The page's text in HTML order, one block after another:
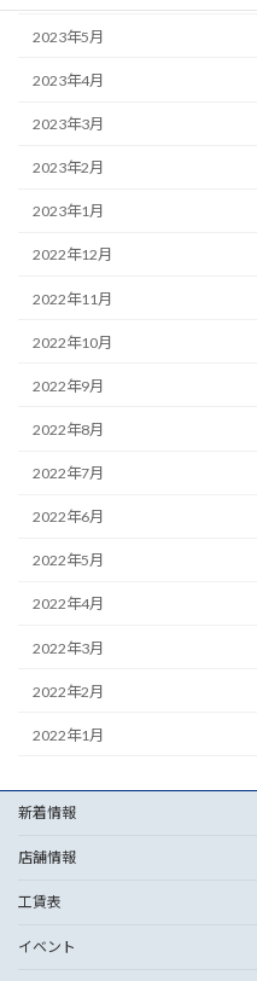
2023年5月
2023年4月
2023年3月
2023年2月
2023年1月
2022年12月
2022年11月
2022年10月
2022年9月
2022年8月
2022年7月
2022年6月
2022年5月
2022年4月
2022年3月
2022年2月
2022年1月
新着情報
店舗情報
工賃表
イベント